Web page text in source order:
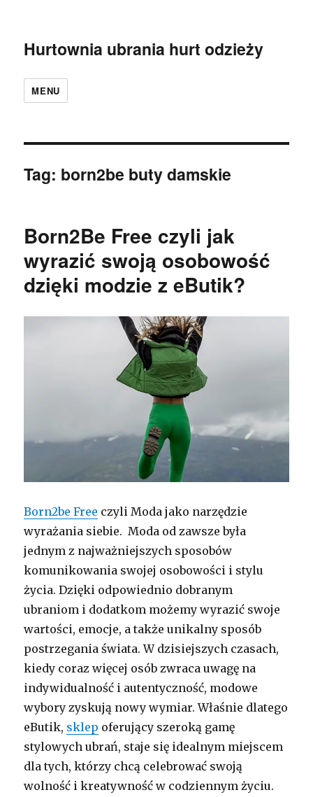
Hurtownia ubrania hurt odzieży
MENU
Tag: born2be buty damskie
Born2Be Free czyli jak
wyrazić swoją osobowość
dzięki modzie z eButik?
Born2be Free czyli Moda jako narzędzie
wyrażania siebie. Moda od zawsze była
jednym z najważniejszych sposobów
komunikowania swojej osobowości i stylu
życia. Dzięki odpowiednio dobranym
ubraniom i dodatkom możemy wyrazić swoje
wartości, emocje, a także unikalny sposób
postrzegania świata. W dzisiejszych czasach,
kiedy coraz więcej osób zwraca uwagę na
indywidualność i autentyczność, modowe
wybory zyskują nowy wymiar. Właśnie dlatego
eButik, sklep oferujący szeroką gamę
stylowych ubrań, staje się idealnym miejscem
dla tych, którzy chcą celebrować swoją
wolność i kreatywność w codziennym życiu.